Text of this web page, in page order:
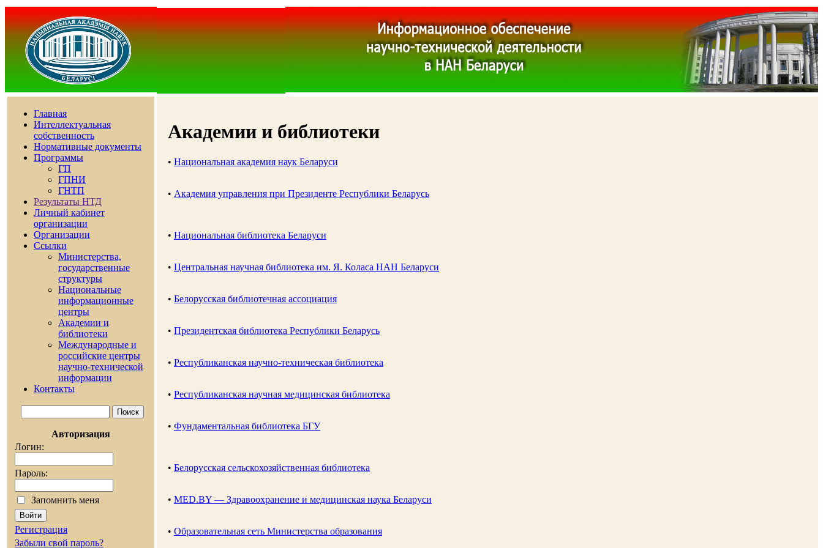
Главная
Интеллектуальная
собственность
Нормативные документы
Программы
ГП
ГПНИ
ГНТП
Результаты НТД
Личный кабинет
организации
Организации
Ссылки
Министерства,
государственные
cтруктуры
Национальные
информационные
центры
Академии и
библиотеки
Международные и
российские центры
научно-технической
информации
Контакты
Авторизация
Логин:
Пароль:
Запомнить меня
Регистрация
Забыли свой пароль?
Академии и библиотеки
• Национальная академия наук Беларуси
• Академия управления при Президенте Республики Беларусь
• Национальная библиотека Беларуси
• Центральная научная библиотека им. Я. Коласа НАН Беларуси
• Белорусская библиотечная ассоциация
• Президентская библиотека Республики Беларусь
• Республиканская научно-техническая библиотека
• Республиканская научная медицинская библиотека
• Фундаментальная библиотека БГУ
• Белорусская сельскохозяйственная библиотека
• MED.BY — Здравоохранение и медицинская наука Беларуси
• Образовательная сеть Министерства образования